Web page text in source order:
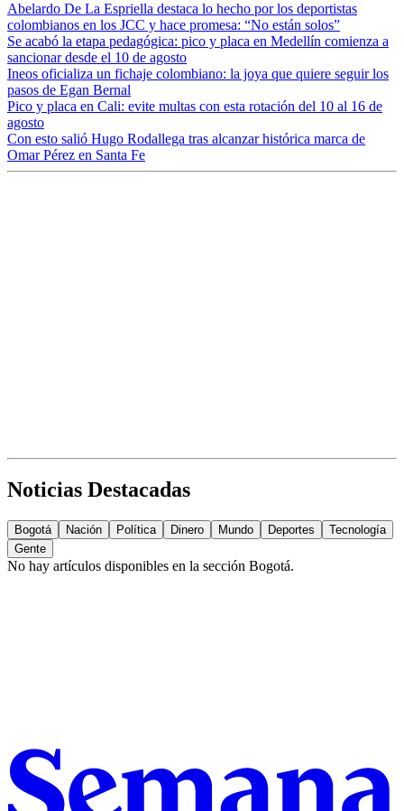
Abelardo De La Espriella destaca lo hecho por los deportistas
colombianos en los JCC y hace promesa: “No están solos”
Se acabó la etapa pedagógica: pico y placa en Medellín comienza a
sancionar desde el 10 de agosto
Ineos oficializa un fichaje colombiano: la joya que quiere seguir los
pasos de Egan Bernal
Pico y placa en Cali: evite multas con esta rotación del 10 al 16 de
agosto
Con esto salió Hugo Rodallega tras alcanzar histórica marca de
Omar Pérez en Santa Fe
Noticias Destacadas
Bogotá Nación Política Dinero Mundo Deportes
Tecnología
Gente
No hay artículos disponibles en la sección Bogotá.